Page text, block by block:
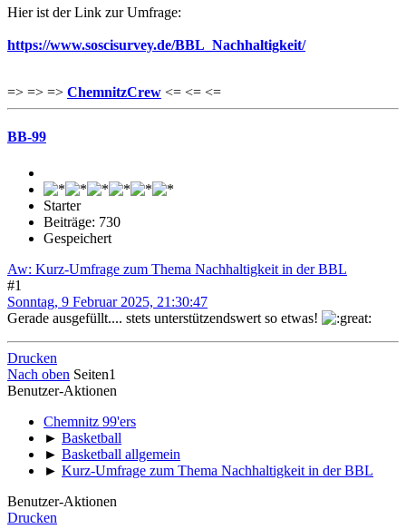
Hier ist der Link zur Umfrage:
https://www.soscisurvey.de/BBL_Nachhaltigkeit/
=> => => ChemnitzCrew <= <= <=
BB-99
Starter
Beiträge: 730
Gespeichert
Aw: Kurz-Umfrage zum Thema Nachhaltigkeit in der BBL
#1
Sonntag, 9 Februar 2025, 21:30:47
Gerade ausgefüllt.... stets unterstützendswert so etwas!
Drucken
Nach oben Seiten1
Benutzer-Aktionen
Chemnitz 99'ers
► Basketball
► Basketball allgemein
► Kurz-Umfrage zum Thema Nachhaltigkeit in der BBL
Benutzer-Aktionen
Drucken